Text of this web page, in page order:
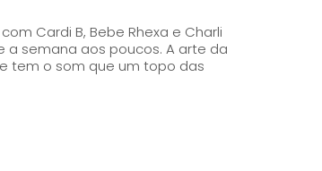
Cardi B, Bebe Rhexa e Charli
tem o som que um topo das